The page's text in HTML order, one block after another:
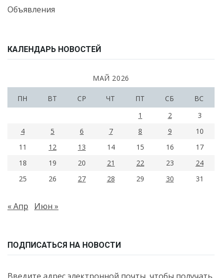
Объявления
КАЛЕНДАРЬ НОВОСТЕЙ
МАЙ 2026
ПН ВТ СР ЧТ ПТ СБ
ВС
1
2
3
4
5 6 7 8 9
10
11
12 13 14 15 16
17
18
19 20 21 22 23
24
25
26 27 28 29 30 31
« Апр Июн »
ПОДПИСАТЬСЯ НА НОВОСТИ